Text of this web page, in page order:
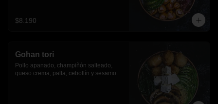
$8.190
Gohan tori
Pollo apanado, champiñón salteado,
queso crema, palta, cebollín y sesamo.